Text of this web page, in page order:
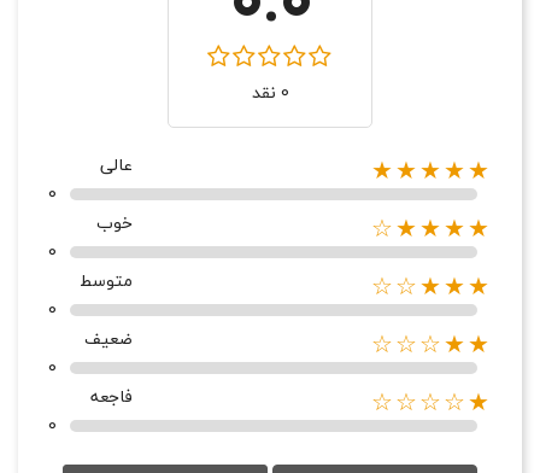
0 نقد
★★★★★
عالی
0
★★★★☆
خوب
0
★★★☆☆
متوسط
0
★★☆☆☆
ضعیف
0
★☆☆☆☆
فاجعه
0